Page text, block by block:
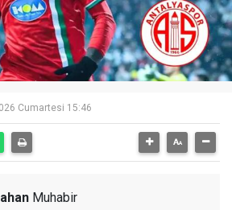
Cumartesi 15:46
Muhabir